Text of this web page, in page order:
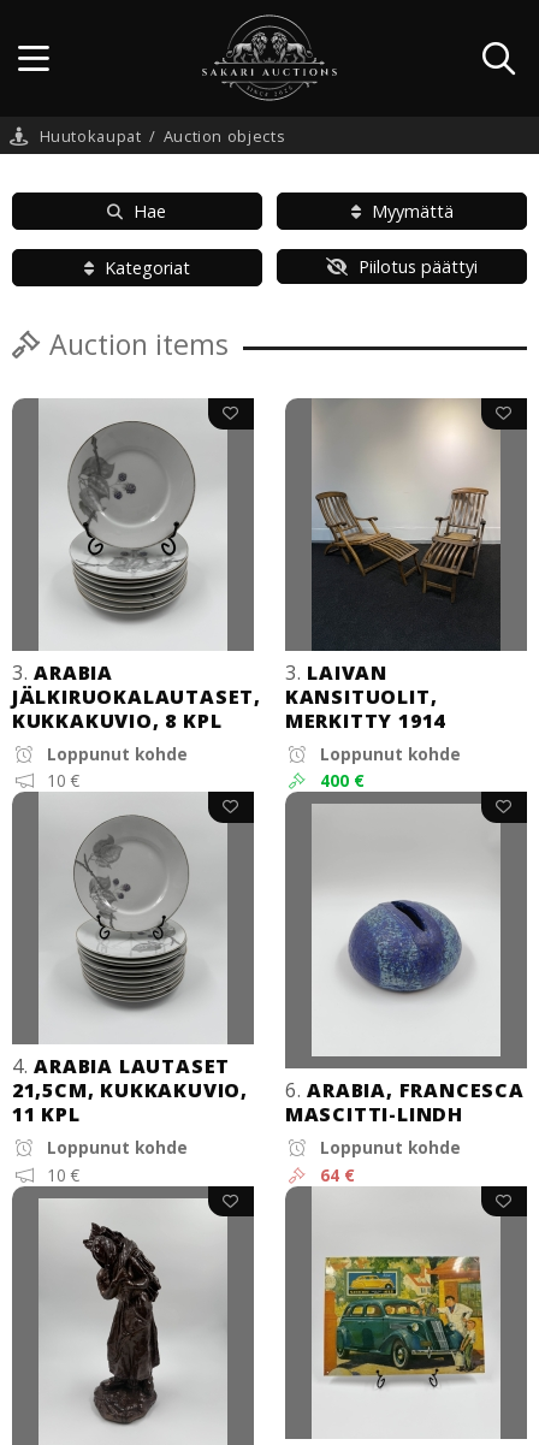
Huutokaupat / Auction objects
Hae Myymättä
Kategoriat Piilotus päättyi
Auction items
3. ARABIA
JÄLKIRUOKALAUTASET,
KUKKAKUVIO, 8 KPL
Loppunut kohde
10 €
3. LAIVAN
KANSITUOLIT,
MERKITTY 1914
Loppunut kohde
400 €
4. ARABIA LAUTASET
21,5CM, KUKKAKUVIO,
11 KPL
Loppunut kohde
10 €
6. ARABIA, FRANCESCA
MASCITTI-LINDH
Loppunut kohde
64 €